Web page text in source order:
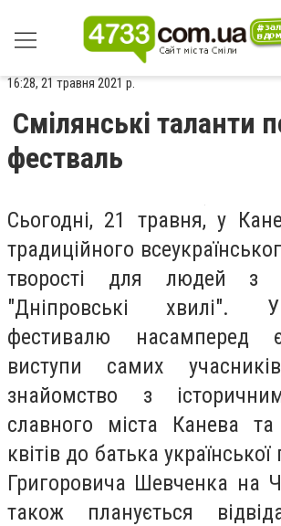
16:28, 21 травня 2021 р.
Смілянські таланти
фестваль
Сьогодні, 21 травня, у
традиційного
творості для людей з
"Дніпровські хвилі".
фестивалю насамперед
виступи самих
знайомство з
славного міста Канева
квітів до батька української
Григоровича Шевченка на
також планується